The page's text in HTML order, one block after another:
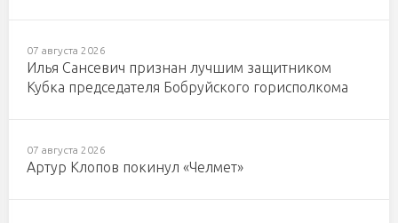
07 августа 2026
Илья Сансевич признан лучшим защитником
Кубка председателя Бобруйского горисполкома
07 августа 2026
Артур Клопов покинул «Челмет»